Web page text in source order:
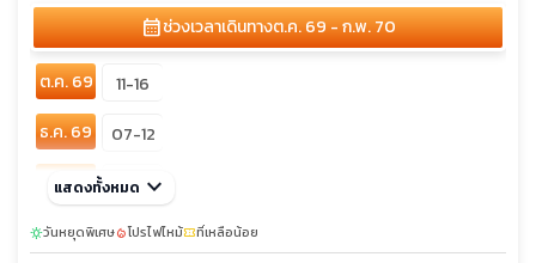
calendar_monthช่วงเวลาเดินทางต.ค. 69 - ก.พ. 70
ต.ค. 69
11-16
ธ.ค. 69
07-12
ก.พ. 70 04-09
แสดงทั้งหมด keyboard_arrow_down
sunnyวันหยุดพิเศษlocal_fire_departmentโปรไฟไหม้confirmation_numberที่เหลือน้อย